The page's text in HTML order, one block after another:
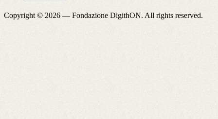
Copyright © 2026 —Fondazione DigithON. All rights reserved.